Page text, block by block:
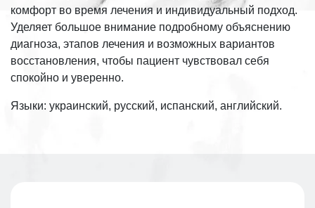
комфорт во время лечения и индивидуальный подход.
Уделяет большое внимание подробному объяснению
диагноза, этапов лечения и возможных вариантов
восстановления, чтобы пациент чувствовал себя
спокойно и уверенно.
Языки: украинский, русский, испанский, английский.